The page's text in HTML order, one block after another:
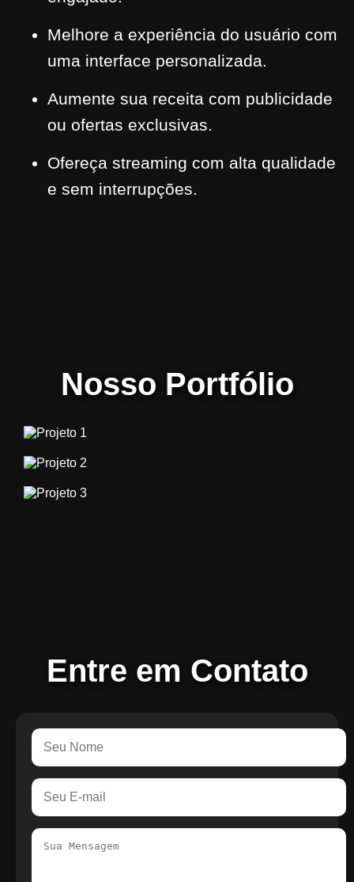
Melhore a experiência do usuário com
uma interface personalizada.
Aumente sua receita com publicidade
ou ofertas exclusivas.
Ofereça streaming com alta qualidade
e sem interrupções.
Nosso Portfólio
Entre em Contato